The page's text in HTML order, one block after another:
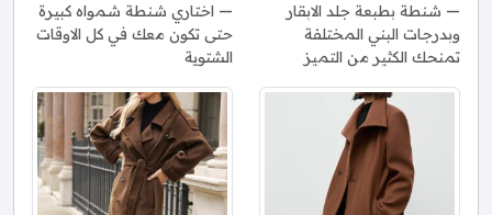
شنطة بطبعة جلد الابقار
وبدرجات البني المختلفة
تمنحك الكثير من التميز
اختاري شنطة شمواه كبيرة
حتى تكون معك في كل الاوقات
الشتوية